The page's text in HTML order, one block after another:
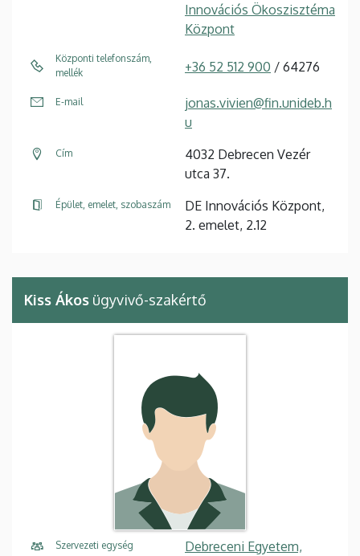
Innovációs Ökoszisztéma
Központ
Központi telefonszám,
mellék
+36 52 512 900 / 64276
E-mail
jonas.vivien@fin.unideb.h
u
Cím
4032 Debrecen Vezér
utca 37.
Épület, emelet, szobaszám
DE Innovációs Központ,
2. emelet, 2.12
Kiss Ákos ügyvivő-szakértő
Szervezeti egység
Debreceni Egyetem,